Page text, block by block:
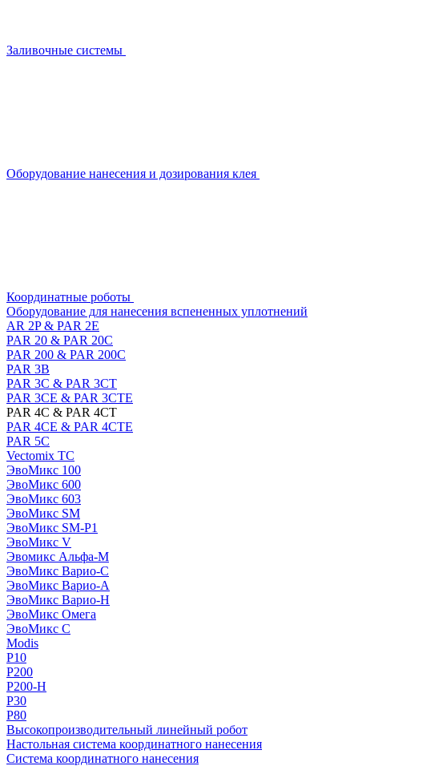
Заливочные системы
Оборудование нанесения и дозирования клея
Координатные роботы
Оборудование для нанесения вспененных уплотнений
AR 2P & PAR 2E
PAR 20 & PAR 20C
PAR 200 & PAR 200C
PAR 3B
PAR 3C & PAR 3CT
PAR 3CE & PAR 3CTE
PAR 4C & PAR 4CT
PAR 4CE & PAR 4CTE
PAR 5C
Vectomix TC
ЭвоМикс 100
ЭвоМикс 600
ЭвоМикс 603
ЭвоМикс SM
ЭвоМикс SM-P1
ЭвоМикс V
Эвомикс Альфа-М
ЭвоМикс Варио-C
ЭвоМикс Варио-А
ЭвоМикс Варио-Н
ЭвоМикс Омега
ЭвоМикс С
Modis
P10
P200
P200-H
P30
P80
Высокопроизводительный линейный робот
Настольная система координатного нанесения
Система координатного нанесения